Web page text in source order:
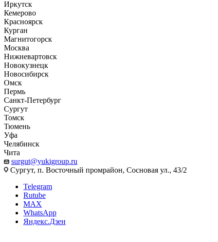
Иркутск
Кемерово
Красноярск
Курган
Магнитогорск
Москва
Нижневартовск
Новокузнецк
Новосибирск
Омск
Пермь
Санкт-Петербург
Сургут
Томск
Тюмень
Уфа
Челябинск
Чита
surgut@yukigroup.ru
Сургут, п. Восточный промрайон, Сосновая ул., 43/2
Telegram
Rutube
MAX
WhatsApp
Яндекс.Дзен